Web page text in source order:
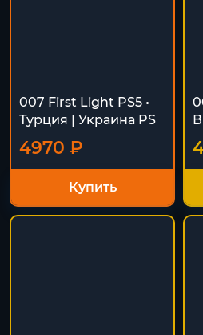
007 First Light PS5 •
Турция | Украина PS
4970 ₽
Купить